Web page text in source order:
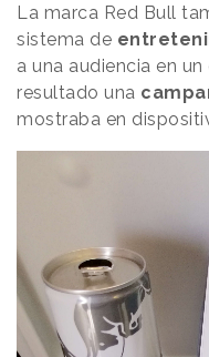
La marca Red Bull
sistema de
a una audiencia en
resultado una
mostraba en